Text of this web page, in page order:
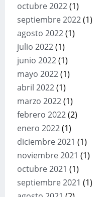
octubre 2022(1)
septiembre 2022(1)
agosto 2022(1)
julio 2022(1)
junio 2022(1)
mayo 2022(1)
abril 2022(1)
marzo 2022(1)
febrero 2022(2)
enero 2022(1)
diciembre 2021 (1)
noviembre 2021 (1)
octubre 2021 (1)
septiembre 2021 (1)